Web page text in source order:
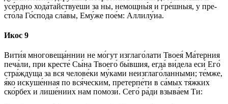
усе́рд­но хода́тайствуеши за ны, немощны́я и гре́ш­ныя, у пре­
сто́­ла Го́с­по­да сла́­вы, Ему́­же по­е́м: Алли­лу́иа.
Икос 9
Ви­ти́я мно­го­ве­ща́н­нии не мо́гут изглаго́лати Твоея́ Ма́терния
пе­ча́­ли, при кре­сте́ Сы́­на Тво­его́ бы́вшия, ег­да́ ви́дела еси́ Его́
стра́ждуща за вся че­ло­ве́­ки му́­ка­ми неизглаго́ланными; те́м­же,
я́ко искуше́нная по вся́ческим, претерпе́ти в са́мых тя́жких
ско́р­бех и лише́ниих нам помози́. Се­го́ ра́­ди взы­ва́­ем Ти: